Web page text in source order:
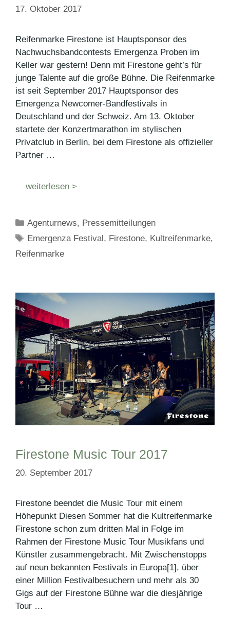
17. Oktober 2017
Reifenmarke Firestone ist Hauptsponsor des
Nachwuchsbandcontests Emergenza Proben im
Keller war gestern! Denn mit Firestone geht’s für
junge Talente auf die große Bühne. Die Reifenmarke
ist seit September 2017 Hauptsponsor des
Emergenza Newcomer-Bandfestivals in
Deutschland und der Schweiz. Am 13. Oktober
startete der Konzertmarathon im stylischen
Privatclub in Berlin, bei dem Firestone als offizieller
Partner …
weiterlesen >
Kategorien
Agenturnews, Pressemitteilungen
Schlagwörter
Emergenza Festival, Firestone, Kultreifenmarke,
Reifenmarke
Firestone Music Tour 2017
20. September 2017
Firestone beendet die Music Tour mit einem
Höhepunkt Diesen Sommer hat die Kultreifenmarke
Firestone schon zum dritten Mal in Folge im
Rahmen der Firestone Music Tour Musikfans und
Künstler zusammengebracht. Mit Zwischenstopps
auf neun bekannten Festivals in Europa[1], über
einer Million Festivalbesuchern und mehr als 30
Gigs auf der Firestone Bühne war die diesjährige
Tour …